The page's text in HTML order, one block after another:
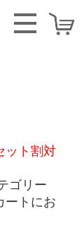
ット割対
ゴリー
ートにお